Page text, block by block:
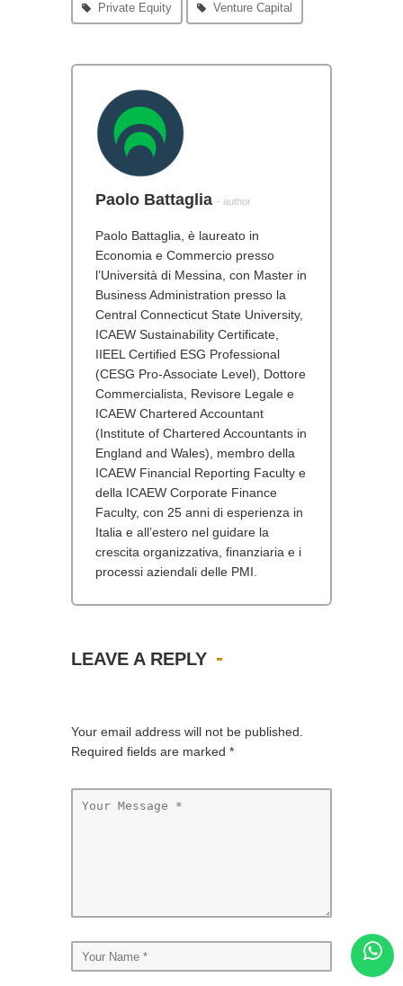
Private Equity Venture Capital
Paolo Battaglia - author
Paolo Battaglia, è laureato in
Economia e Commercio presso
l’Università di Messina, con Master in
Business Administration presso la
Central Connecticut State University,
ICAEW Sustainability Certificate,
IIEEL Certified ESG Professional
(CESG Pro-Associate Level), Dottore
Commercialista, Revisore Legale e
ICAEW Chartered Accountant
(Institute of Chartered Accountants in
England and Wales), membro della
ICAEW Financial Reporting Faculty e
della ICAEW Corporate Finance
Faculty, con 25 anni di esperienza in
Italia e all’estero nel guidare la
crescita organizzativa, finanziaria e i
processi aziendali delle PMI.
LEAVE A REPLY
Your email address will not be published.
Required fields are marked *